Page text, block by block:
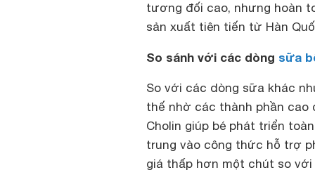
tương đối cao, nhưng hoàn
sản xuất tiên tiến từ Hàn
So sánh với các dòng sữa
So với các dòng sữa khác
thế nhờ các thành phần cao
Cholin giúp bé phát triển
trung vào công thức hỗ trợ
giá thấp hơn một chút so với